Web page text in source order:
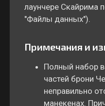
лаунчере Скайрима
"Файлы данных").
Примечания и
Полный набор
частей брони
неправильно
манекенах.